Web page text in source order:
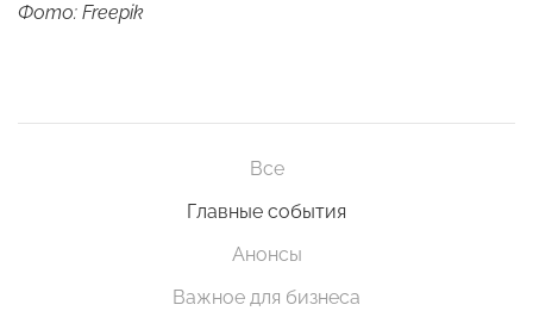
Фото: Freepik
Все
Главные события
Анонсы
Важное для бизнеса